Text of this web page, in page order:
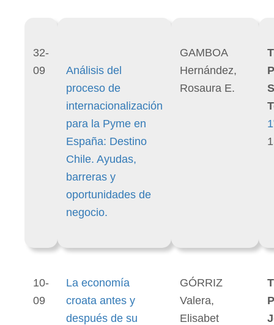
32-
09
Análisis del
proceso de
internacionalización
para la Pyme en
España: Destino
Chile. Ayudas,
barreras y
oportunidades de
negocio.
GAMBOA
Hernández,
Rosaura E.
1
10-
09
La economía
croata antes y
después de su
GÓRRIZ
Valera,
Elisabet